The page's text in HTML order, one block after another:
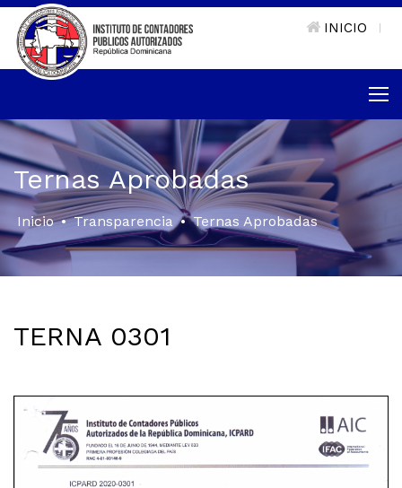
INICIO
Ternas Aprobadas
Inicio • Transparencia • Ternas Aprobadas
TERNA 0301